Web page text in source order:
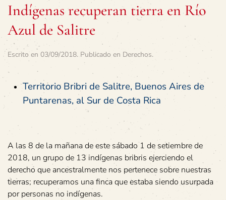
Indígenas recuperan tierra en Río
Azul de Salitre
Escrito en 03/09/2018. Publicado en Derechos.
Territorio Bribri de Salitre, Buenos Aires de
Puntarenas, al Sur de Costa Rica
A las 8 de la mañana de este sábado 1 de setiembre de
2018, un grupo de 13 indígenas bribris ejerciendo el
derecho que ancestralmente nos pertenece sobre nuestras
tierras; recuperamos una finca que estaba siendo usurpada
por personas no indígenas.